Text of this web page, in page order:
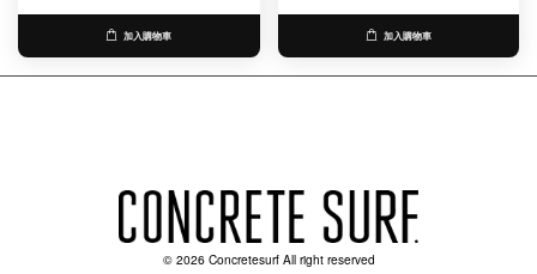
加入購物車 加入購物車
© 2026 Concretesurf All right reserved